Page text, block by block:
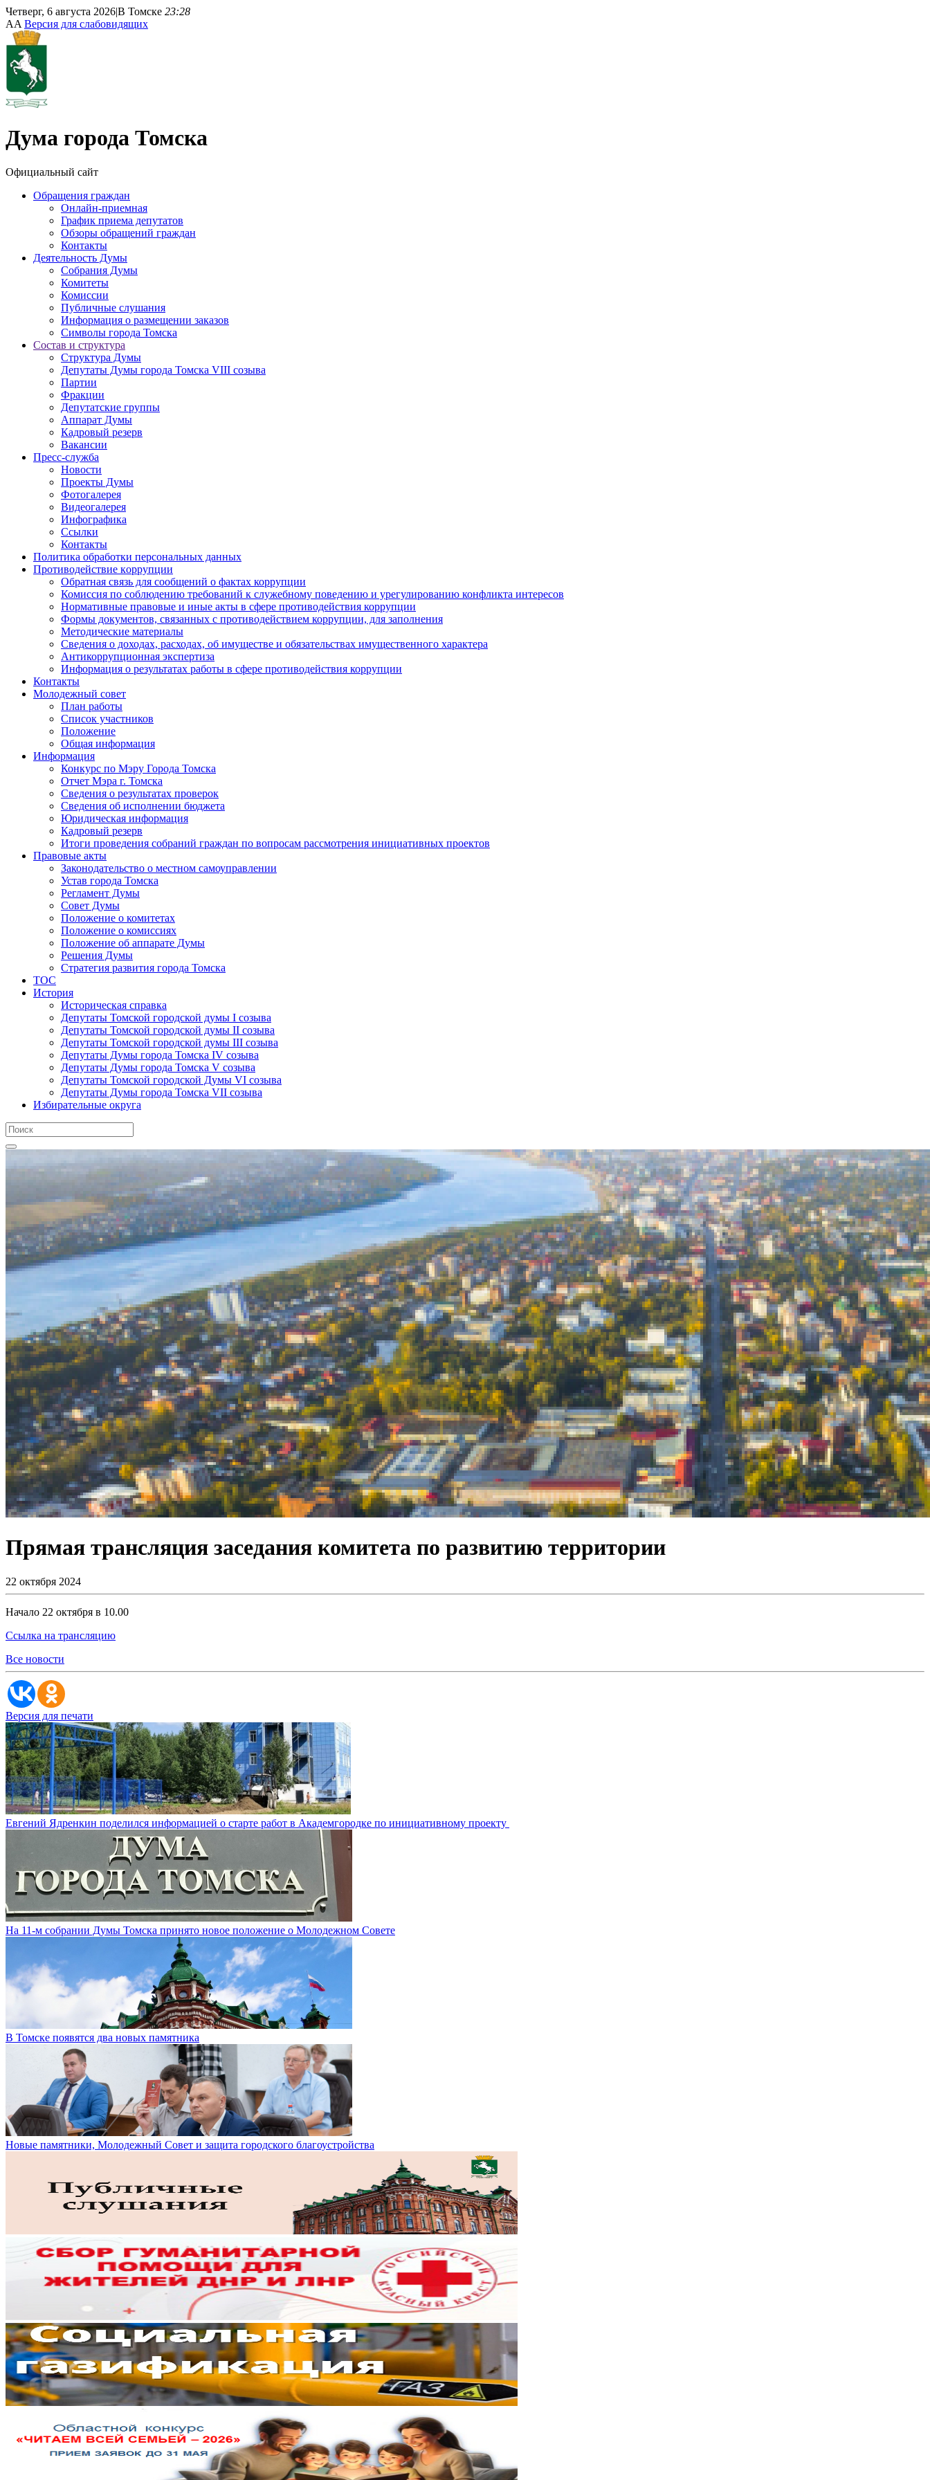
Четверг, 6 августа 2026|В Томске 23:28
AA Версия для слабовидящих
Дума города Томска
Официальный сайт
Обращения граждан
Онлайн-приемная
График приема депутатов
Обзоры обращений граждан
Контакты
Деятельность Думы
Собрания Думы
Комитеты
Комиссии
Публичные слушания
Информация о размещении заказов
Символы города Томска
Состав и структура
Структура Думы
Депутаты Думы города Томска VIII созыва
Партии
Фракции
Депутатские группы
Аппарат Думы
Кадровый резерв
Вакансии
Пресс-служба
Новости
Проекты Думы
Фотогалерея
Видеогалерея
Инфографика
Ссылки
Контакты
Политика обработки персональных данных
Прoтивoдeйствие кoрpупции
Обратная связь для сообщений о фактах коррупции
Комиссия по соблюдению требований к служебному поведению и урегулированию конфликта интересов
Нормативные правовые и иные акты в сфере противодействия коррупции
Формы документов, связанных с противодействием коррупции, для заполнения
Методические материалы
Сведения о доходах, расходах, об имуществе и обязательствах имущественного характера
Антикоррупционная экспертиза
Информация о результатах работы в сфере противодействия коррупции
Контакты
Молодежный совет
План работы
Список участников
Положение
Общая информация
Информация
Конкурс по Мэру Города Томска
Отчет Мэра г. Томска
Сведения о результатах проверок
Сведения об исполнении бюджета
Юридическая информация
Кадровый резерв
Итоги проведения собраний граждан по вопросам рассмотрения инициативных проектов
Правовые акты
Законодательство о местном самоуправлении
Устав города Томска
Регламент Думы
Совет Думы
Положение о комитетах
Положение о комиссиях
Положение об аппарате Думы
Решения Думы
Стратегия развития города Томска
ТОС
История
Историческая справка
Депутаты Томской городской думы I созыва
Депутаты Томской городской думы II созыва
Депутаты Томской городской думы III созыва
Депутаты Думы города Томска IV созыва
Депутаты Думы города Томска V созыва
Депутаты Томской городской Думы VI созыва
Депутаты Думы города Томска VII созыва
Избирательные округа
Прямая трансляция заседания комитета по развитию территории
22 октября 2024
Начало 22 октября в 10.00
Ссылка на трансляцию
Все новости
Версия для печати
Евгений Ядренкин поделился информацией о старте работ в Академгородке по инициативному проекту
На 11-м собрании Думы Томска принято новое положение о Молодежном Совете
В Томске появятся два новых памятника
Новые памятники, Молодежный Совет и защита городского благоустройства